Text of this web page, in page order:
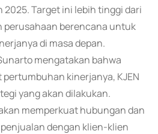
2025. Target ini lebih tinggi dari
perusahaan berencana untuk
di masa depan.
mengatakan bahwa
kinerjanya, KJEN
yang akan dilakukan.
memperkuat hubungan dan
dengan klien-klien